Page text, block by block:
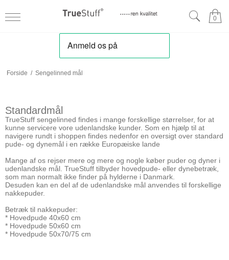
0
Forside / Sengelinned mål
Standardmål
TrueStuff sengelinned findes i mange forskellige størrelser, for at
kunne servicere vore udenlandske kunder. Som en hjælp til at
navigere rundt i shoppen findes nedenfor en oversigt over standard
pude- og dynemål i en række Europæiske lande
Mange af os rejser mere og mere og nogle køber puder og dyner i
udenlandske mål. TrueStuff tilbyder hovedpude- eller dynebetræk,
som man normalt ikke finder på hylderne i Danmark.
Desuden kan en del af de udenlandske mål anvendes til forskellige
nakkepuder.
Betræk til nakkepuder:
* Hovedpude 40x60 cm
* Hovedpude 50x60 cm
* Hovedpude 50x70/75 cm